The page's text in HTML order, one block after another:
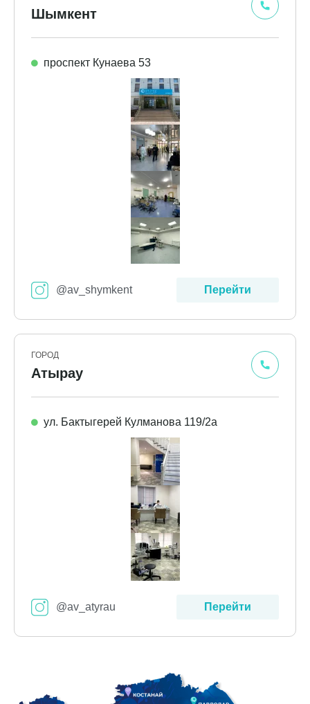
Шымкент
проспект Кунаева 53
@av_shymkent Перейти
ГОРОД
Атырау
ул. Бактыгерей Кулманова 119/2а
@av_atyrau Перейти